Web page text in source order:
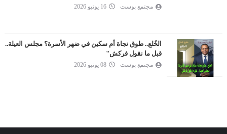
مجتمع بوست 16 يونيو 2026
الخُلع.. طوق نجاة أم سكين في ضهر الأسرة؟ مجلس العيلة..
قبل ما نقول فركش"
مجتمع بوست 08 يونيو 2026